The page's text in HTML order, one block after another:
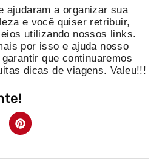
ajudaram a organizar sua
e você quiser retribuir,
utilizando nossos links.
por isso e ajuda nosso
que continuaremos
dicas de viagens. Valeu!!!